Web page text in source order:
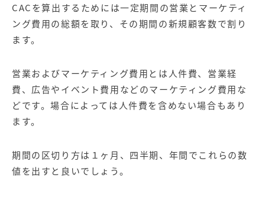
CACを算出するためには一定期間の営業とマーケティ
ング費用の総額を取り、その期間の新規顧客数で割り
ます。
営業およびマーケティング費用とは人件費、営業経
費、広告やイベント費用などのマーケティング費用な
どです。場合によっては人件費を含めない場合もあり
ます。
期間の区切り方は１ヶ月、四半期、年間でこれらの数
値を出すと良いでしょう。